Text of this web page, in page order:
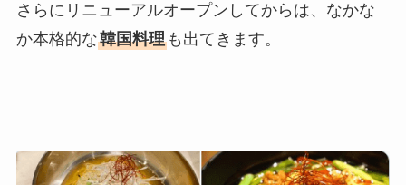
さらにリニューアルオープンしてからは、なかな
か本格的な韓国料理も出てきます。